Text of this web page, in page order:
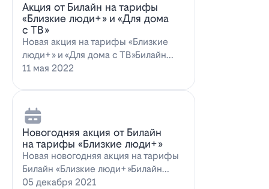
Акция от Билайн на тарифы
«Близкие люди+» и «Для дома
с ТВ»
Новая акция на тарифы «Близкие
люди+» и «Для дома с ТВ»Билайн
предлагает выг…
11 мая 2022
Новогодняя акция от Билайн
на тарифы «Близкие люди+»
Новая новогодняя акция на тарифы
Билайн «Близкие люди+»Билайн
предлагает новогоднее пред…
05 декабря 2021